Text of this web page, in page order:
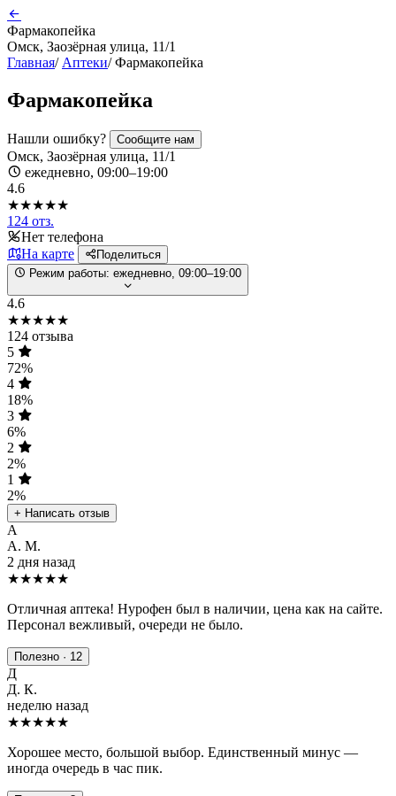
Фармакопейка
Омск, Заозёрная улица, 11/1
Главная/ Аптеки/ Фармакопейка
Фармакопейка
Нашли ошибку? Сообщите нам
Омск, Заозёрная улица, 11/1
ежедневно, 09:00–19:00
4.6
★★★★★
124 отз.
Нет телефона
На карте
Поделиться
Режим работы: ежедневно, 09:00–19:00
4.6
★★★★★
124 отзыва
5
72%
4
18%
3
6%
2
2%
1
2%
+ Написать отзыв
А
А. М.
2 дня назад
★★★★★
Отличная аптека! Нурофен был в наличии, цена как на сайте.
Персонал вежливый, очереди не было.
Полезно · 12
Д
Д. К.
неделю назад
★★★★★
Хорошее место, большой выбор. Единственный минус —
иногда очередь в час пик.